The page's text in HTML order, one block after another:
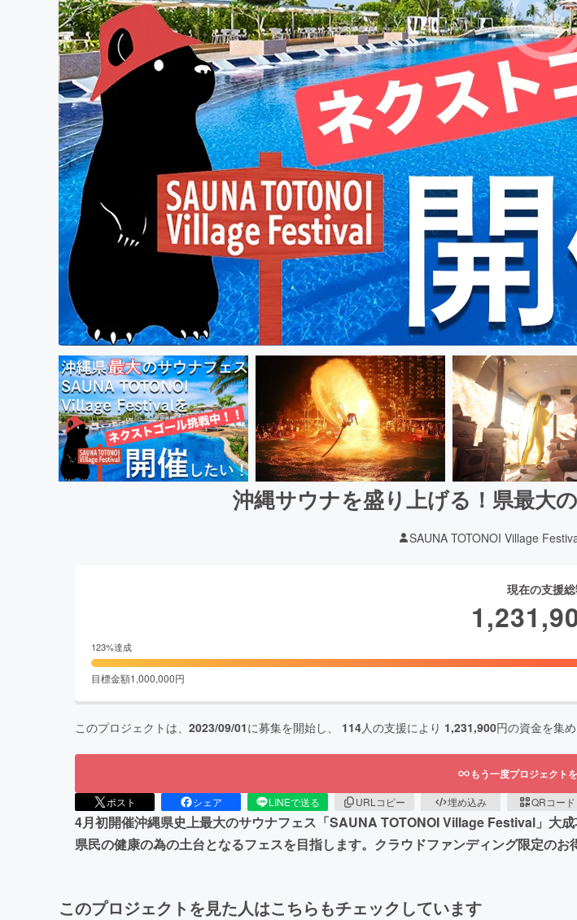
沖縄サウナを盛り上げる！県最大
SAUNA TOTONOI Village
現在の支援
123%達成
目標金額1,000,000円
このプロジェクトは、 2023/09/01に募集を開始し、 114人の支援により 1,231,900円の資金を集め
もう一度プロジェクト
ポスト シェア LINEで送る URLコピー 埋め込み QRコード
4月初開催沖縄県史上最大のサウナフェス「SAUNA TOTONOI Village Festival」大
県民の健康の為の土台となるフェスを目指します。クラウドファンディング限定のお
このプロジェクトを見た人はこちらもチェックしています